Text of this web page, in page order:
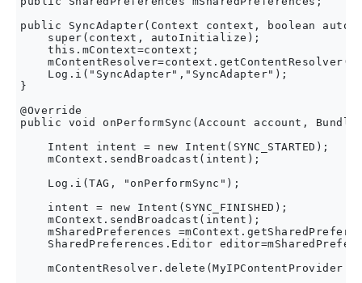
public SyncAdapter(Context context, boolean
    super(context, autoInitialize);
    this.mContext=context;
    Log.i("SyncAdapter","SyncAdapter");
}
@Override
public void onPerformSync(Account account,
    Intent intent = new Intent(SYNC_STARTED);
    mContext.sendBroadcast(intent);
    Log.i(TAG, "onPerformSync");
    intent = new Intent(SYNC_FINISHED);
    mContext.sendBroadcast(intent);
mSharedPreferences
SharedPreferences.Editor